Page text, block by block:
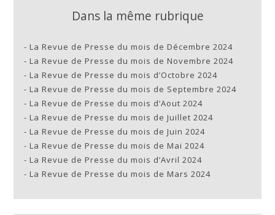
Dans la même rubrique
-La Revue de Presse du mois de Décembre 2024
-La Revue de Presse du mois de Novembre 2024
-La Revue de Presse du mois d’Octobre 2024
-La Revue de Presse du mois de Septembre 2024
-La Revue de Presse du mois d’Aout 2024
-La Revue de Presse du mois de Juillet 2024
-La Revue de Presse du mois de Juin 2024
-La Revue de Presse du mois de Mai 2024
-La Revue de Presse du mois d’Avril 2024
-La Revue de Presse du mois de Mars 2024